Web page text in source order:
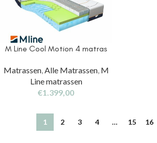
M Line Cool Motion 4 matras
Matrassen,Alle Matrassen, M
Line matrassen
€1.399,00
1 2 3 4 … 15 16